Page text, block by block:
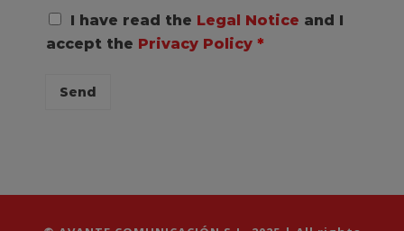
R
P
t
I have read the Legal Notice and I
accept the Privacy Policy *
Send